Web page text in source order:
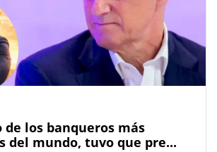
de los banqueros más
del mundo, tuvo que pre...